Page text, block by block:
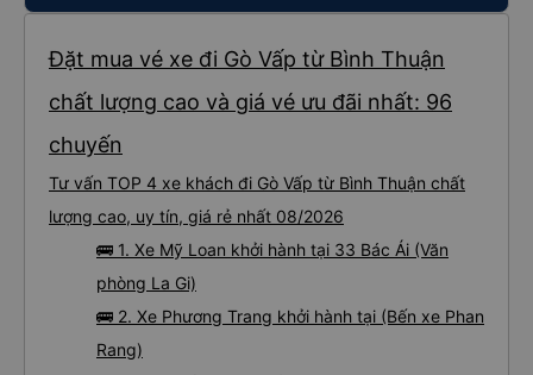
Đặt mua vé xe đi Gò Vấp từ Bình Thuận
chất lượng cao và giá vé ưu đãi nhất: 96
chuyến
Tư vấn TOP 4 xe khách đi Gò Vấp từ Bình Thuận chất
lượng cao, uy tín, giá rẻ nhất 08/2026
🚌 1. Xe Mỹ Loan khởi hành tại 33 Bác Ái (Văn
phòng La Gi)
🚌 2. Xe Phương Trang khởi hành tại (Bến xe Phan
Rang)